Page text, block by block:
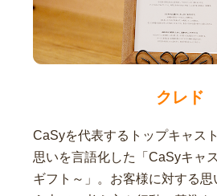
クレド
CaSyを代表するトップキャス
思いを言語化した「CaSyキャ
ギフト～」。お客様に対する